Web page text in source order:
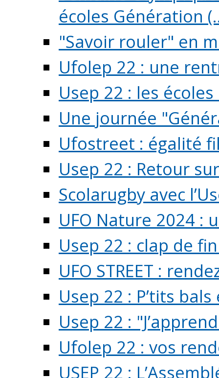
écoles Génération
"Savoir rouler" en
Ufolep 22 : une
Usep 22 : les
Une journée
Ufostreet : égalité
Usep 22 : Retour
Scolarugby avec
UFO Nature 2024 :
Usep 22 : clap de
UFO STREET :
Usep 22 : P’tits
Usep 22 :
Ufolep 22 : vos
USEP 22 :